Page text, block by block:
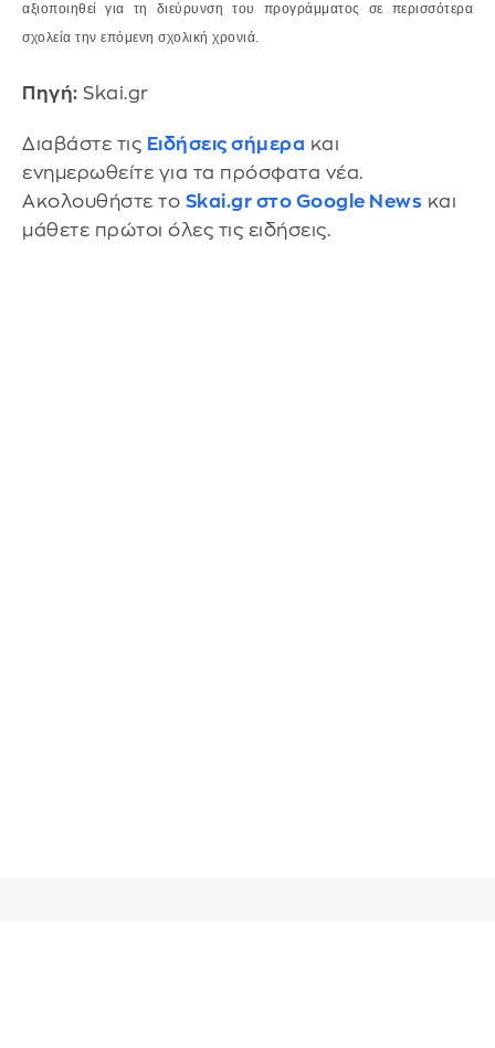
αξιοποιηθεί για τη διεύρυνση του προγράμματος σε περισσότερα
σχολεία την επόμενη σχολική χρονιά.
Πηγή: Skai.gr
Διαβάστε τις Ειδήσεις σήμερα και
ενημερωθείτε για τα πρόσφατα νέα.
Ακολουθήστε το Skai.gr στο Google News και
μάθετε πρώτοι όλες τις ειδήσεις.